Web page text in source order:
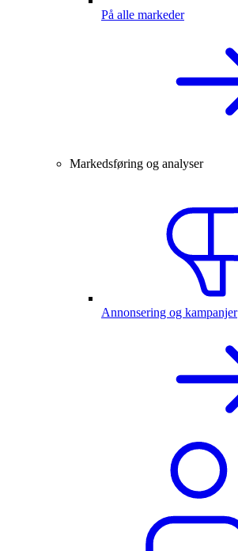
På alle markeder
Markedsføring og analyser
Annonsering og kampanjer